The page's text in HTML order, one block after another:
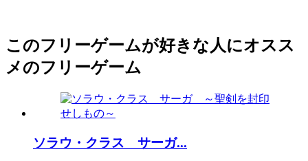
このフリーゲームが好きな人にオスス
メのフリーゲーム
ソラウ・クラス サーガ...